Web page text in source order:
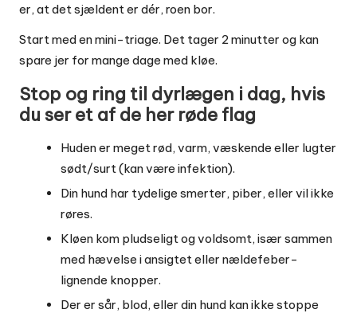
er, at det sjældent er dér, roen bor.
Start med en mini-triage. Det tager 2 minutter og kan
spare jer for mange dage med kløe.
Stop og ring til dyrlægen i dag, hvis
du ser et af de her røde flag
Huden er meget rød, varm, væskende eller lugter
sødt/surt (kan være infektion).
Din hund har tydelige smerter, piber, eller vil ikke
røres.
Kløen kom pludseligt og voldsomt, især sammen
med hævelse i ansigtet eller nældefeber-
lignende knopper.
Der er sår, blod, eller din hund kan ikke stoppe